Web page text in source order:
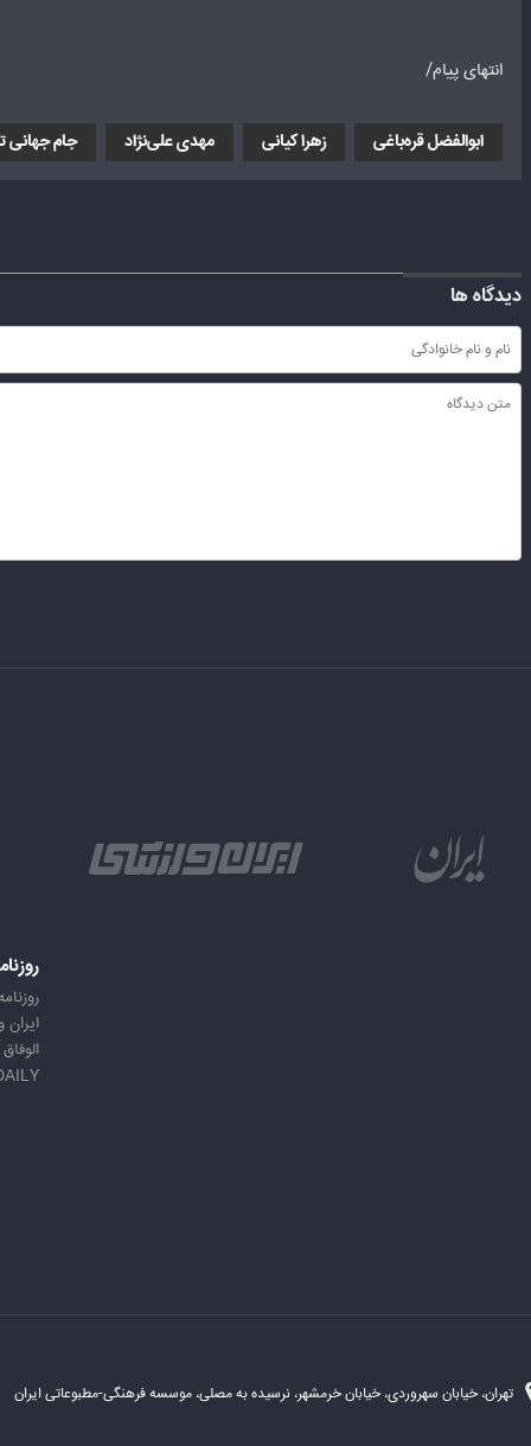
انتهای پیام/
ابوالفضل قره‌باغی زهرا کیانی مهدی علی‌نژاد جام جهانی
دیدگاه ها
الوفاق
تهران، خیابان سهروردی، خیابان خرمشهر، نرسیده به مصلی، موسسه فرهنگی-مطبوعاتی ایران